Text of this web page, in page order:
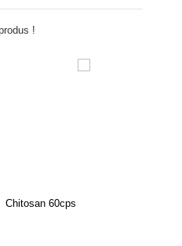
!
Chitosan 60cps